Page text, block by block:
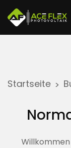
Startseite >